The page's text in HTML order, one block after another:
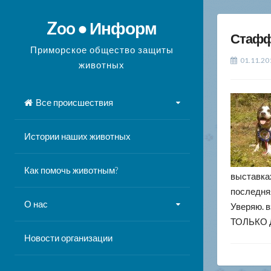
содержимомуZoo ● Информ
Приморское общество защиты
животных
Все происшествия
Истории наших животных
Как помочь животным?
О нас
Новости организации
Стафф
Уверяю.
ТОЛЬКО